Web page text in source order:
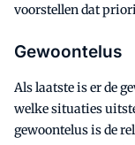
voorstellen dat
Gewoontelus
Als laatste is er de
welke situaties
gewoontelus is de